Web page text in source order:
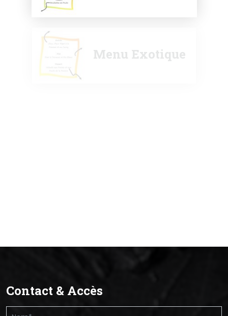
Menu Exotique
Contact & Accès